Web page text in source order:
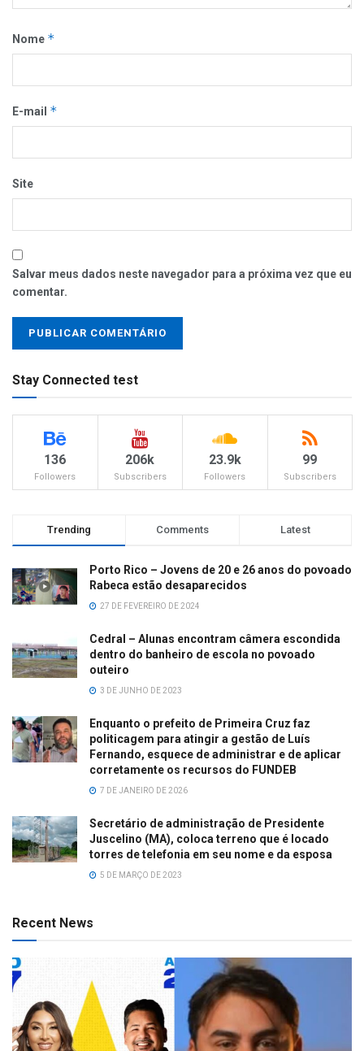
Nome *
E-mail *
Site
Salvar meus dados neste navegador para a próxima vez que eu
comentar.
Stay Connected test
136
Followers
206k
Subscribers
23.9k
Followers
99
Subscribers
Trending Comments Latest
Porto Rico – Jovens de 20 e 26 anos do povoado
Rabeca estão desaparecidos
27 DE FEVEREIRO DE 2024
Cedral – Alunas encontram câmera escondida
dentro do banheiro de escola no povoado
outeiro
3 DE JUNHO DE 2023
Enquanto o prefeito de Primeira Cruz faz
politicagem para atingir a gestão de Luís
Fernando, esquece de administrar e de aplicar
corretamente os recursos do FUNDEB
7 DE JANEIRO DE 2026
Secretário de administração de Presidente
Juscelino (MA), coloca terreno que é locado
torres de telefonia em seu nome e da esposa
5 DE MARÇO DE 2023
Recent News